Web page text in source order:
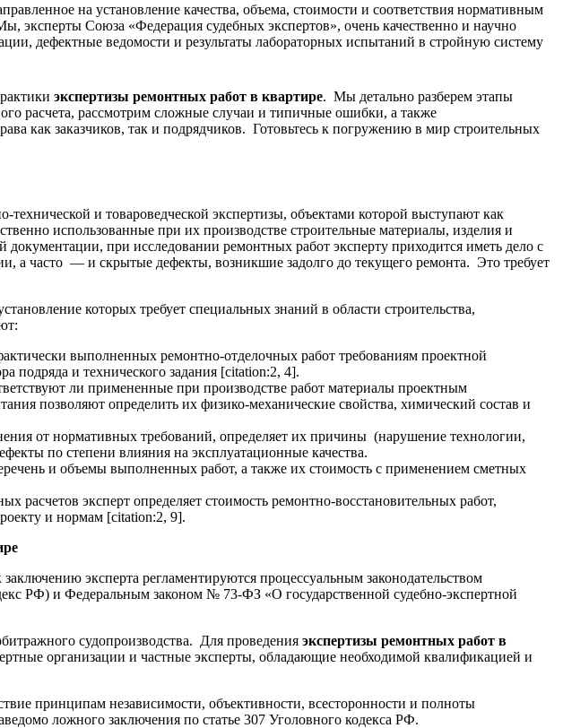
на установление качества, объема, стоимости и соответствия нормативным
Союза «Федерация судебных экспертов», очень качественно и научно
дефектные ведомости и результаты лабораторных испытаний в стройную систему
экспертизы ремонтных работ в квартире. Мы детально разберем этапы
расчета, рассмотрим сложные случаи и типичные ошибки, а также
как заказчиков, так и подрядчиков. Готовьтесь к погружению в мир строительных
технической и товароведческой экспертизы, объектами которой выступают как
использованные при их производстве строительные материалы, изделия и
документации, при исследовании ремонтных работ эксперту приходится иметь дело с
а часто — и скрытые дефекты, возникшие задолго до текущего ремонта. Это требует
которых требует специальных знаний в области строительства,
выполненных ремонтно-отделочных работ требованиям проектной
и технического задания [citation:2, 4].
ли примененные при производстве работ материалы проектным
позволяют определить их физико-механические свойства, химический состав и
от нормативных требований, определяет их причины (нарушение технологии,
по степени влияния на эксплуатационные качества.
и объемы выполненных работ, а также их стоимость с применением сметных
расчетов эксперт определяет стоимость ремонтно-восстановительных работ,
и нормам [citation:2, 9].
заключению эксперта регламентируются процессуальным законодательством
РФ) и Федеральным законом № 73-ФЗ «О государственной судебно-экспертной
судопроизводства. Для проведения экспертизы ремонтных работ в
организации и частные эксперты, обладающие необходимой квалификацией и
принципам независимости, объективности, всесторонности и полноты
ложного заключения по статье 307 Уголовного кодекса РФ.